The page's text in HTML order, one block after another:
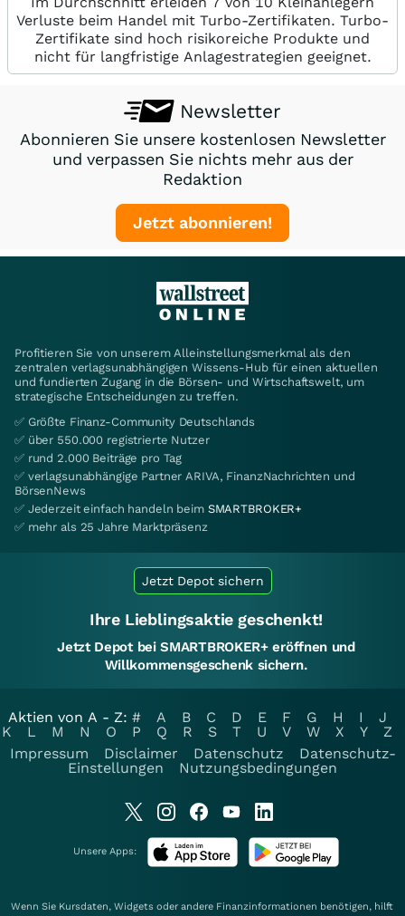
Verluste beim Handel mit Turbo-Zertifikaten. Turbo-
Zertifikate sind hoch risikoreiche Produkte und
nicht für langfristige Anlagestrategien geeignet.
Newsletter
Abonnieren Sie unsere kostenlosen Newsletter
und verpassen Sie nichts mehr aus der
Redaktion
Jetzt abonnieren!
Profitieren Sie von unserem Alleinstellungsmerkmal als den
zentralen verlagsunabhängigen Wissens-Hub für einen aktuellen
und fundierten Zugang in die Börsen- und Wirtschaftswelt, um
strategische Entscheidungen zu treffen.
✅ Größte Finanz-Community Deutschlands
✅ über 550.000 registrierte Nutzer
✅ rund 2.000 Beiträge pro Tag
✅ verlagsunabhängige Partner ARIVA, FinanzNachrichten und
BörsenNews
✅ Jederzeit einfach handeln beim SMARTBROKER+
✅ mehr als 25 Jahre Marktpräsenz
Jetzt Depot sichern
Ihre Lieblingsaktie geschenkt!
Jetzt Depot bei SMARTBROKER+ eröffnen und
Willkommensgeschenk sichern.
Aktien von A - Z: # A B C D E F G H I
J
K
L M N O P Q R S T U V W X Y
Z
Impressum
Disclaimer Datenschutz
Datenschutz-
Einstellungen
Nutzungsbedingungen
Unsere Apps:
Wenn Sie Kursdaten, Widgets oder andere Finanzinformationen benötigen, hilft